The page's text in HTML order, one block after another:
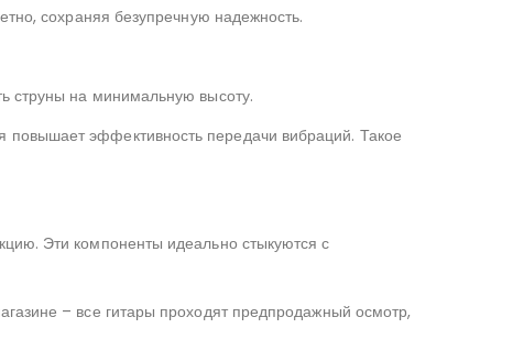
сохраняя безупречную надежность.
струны на минимальную высоту.
эффективность передачи вибраций. Такое
Эти компоненты идеально стыкуются с
– все гитары проходят предпродажный осмотр,